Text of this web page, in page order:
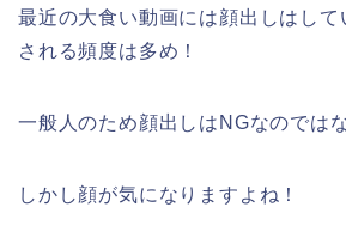
最近の大食い動画には顔出しはして
される頻度は多め！
一般人のため顔出しはNGなのでは
しかし顔が気になりますよね！